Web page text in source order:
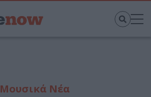
Μουσικά Νέα